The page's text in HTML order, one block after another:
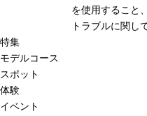
を使用すること
トラブルに関し
特集
モデルコース
スポット
体験
イベント